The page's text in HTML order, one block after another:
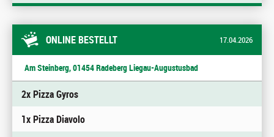
ONLINE BESTELLT 17.04.2026
Am Steinberg, 01454 Radeberg Liegau-Augustusbad
2x Pizza Gyros
1x Pizza Diavolo